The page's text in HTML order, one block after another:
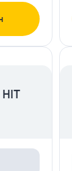
HIT